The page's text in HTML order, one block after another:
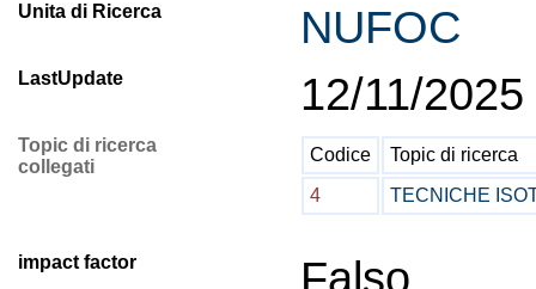
Unita di Ricerca NUFOC
LastUpdate 12/11/2025
Topic di ricerca
collegati
Codice
Topic di ricerca
4
TECNICHE
impact factor Falso